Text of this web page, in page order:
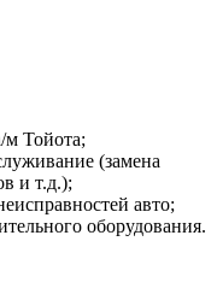
Тойота;
(замена
и т.д.);
авто;
оборудования.